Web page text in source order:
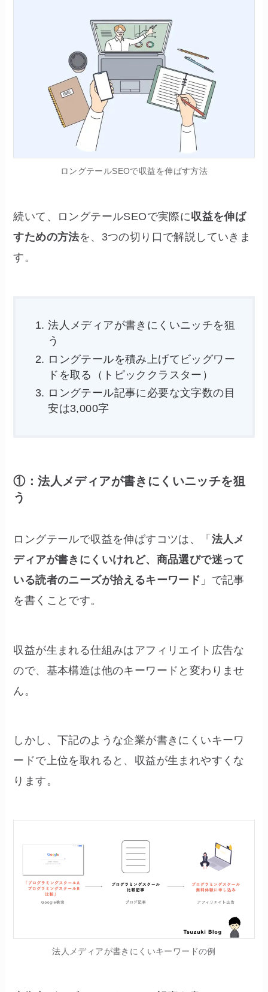
ロングテールSEOで収益を伸ばす方法
続いて、ロングテールSEOで実際に収益を伸ば
すための方法を、3つの切り口で解説していきま
す。
法人メディアが書きにくいニッチを狙
う
ロングテールを積み上げてビッグワー
ドを取る（トピッククラスター）
ロングテール記事に必要な文字数の目
安は3,000字
①：法人メディアが書きにくいニッチを狙
う
ロングテールで収益を伸ばすコツは、「 法人メ
ディアが書きにくいけれど、商品選びで迷って
いる読者のニーズが拾えるキーワード 」で記事
を書くことです。
収益が生まれる仕組みはアフィリエイト広告な
ので、基本構造は他のキーワードと変わりませ
ん。
しかし、下記のような企業が書きにくいキーワ
ードで上位を取れると、収益が生まれやすくな
ります。
法人メディアが書きにくいキーワードの例